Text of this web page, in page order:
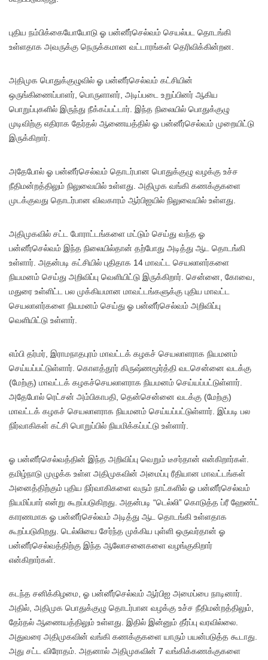
புதிய நம்பிக்கையோயோடு ஓ பன்னீர்செல்வம் செயல்பட தொடங்கி
உள்ளதாக அவருக்கு நெருக்கமான வட்டாரங்கள் தெரிவிக்கின்றன.
அதிமுக பொதுக்குழுவில் ஓ பன்னீர்செல்வம் கட்சியின்
ஒருங்கிணைப்பாளர், பொருளாளர், அடிப்படை உறுப்பினர் ஆகிய
பொறுப்புகளில் இருந்து நீக்கப்பட்டார். இந்த நிலையில் பொதுக்குழு
முடிவிற்கு எதிராக தேர்தல் ஆணையத்தில் ஓ பன்னீர்செல்வம் முறையிட்டு
இருக்கிறார்.
அதேபோல் ஓ பன்னீர்செல்வம் தொடர்பான பொதுக்குழு வழக்கு உச்ச
நீதிமன்றத்திலும் நிலுவையில் உள்ளது. அதிமுக வங்கி கணக்குகளை
முடக்குவது தொடர்பான விவகாரம் ஆர்பிஐயில் நிலுவையில் உள்ளது.
அதிமுகவில் சட்ட போராட்டங்களை மட்டும் செய்து வந்த ஓ
பன்னீர்செல்வம் இந்த நிலையில்தான் தற்போது அடித்து ஆட தொடங்கி
உள்ளார். அதன்படி கட்சியில் புதிதாக 14 மாவட்ட செயலாளர்களை
நியமனம் செய்து அறிவிப்பு வெளியிட்டு இருக்கிறார். சென்னை, கோவை,
மதுரை உள்ளிட்ட பல முக்கியமான மாவட்டங்களுக்கு புதிய மாவட்ட
செயலாளர்களை நியமனம் செய்து ஓ பன்னீர்செல்வம் அறிவிப்பு
வெளியிட்டு உள்ளார்.
எம்பி தர்மர், இராமநாதபுரம் மாவட்டக் கழகச் செயலாளராக நியமனம்
செய்யப்பட்டுள்ளார். கொளத்தூர் கிருஷ்ணமூர்த்தி வடசென்னை வடக்கு
(மேற்கு) மாவட்டக் கழகச்செயலாளராக நியமனம் செய்யப்பட்டுள்ளார்.
அதேபோல் ரெட்சன் அம்பிகாபதி, தென்சென்னை வடக்கு (மேற்கு)
மாவட்டக் கழகச் செயலாளராக நியமனம் செய்யப்பட்டுள்ளார். இப்படி பல
நிர்வாகிகள் கட்சி பொறுப்பில் நியமிக்கப்பட்டு உள்ளார்.
ஓ பன்னீர்செல்வத்தின் இந்த அறிவிப்பு வெறும் டீசர்தான் என்கிறார்கள்.
தமிழ்நாடு முழுக்க உள்ள அதிமுகவின் அமைப்பு ரீதியான மாவட்டங்கள்
அனைத்திற்கும் புதிய நிர்வாகிகளை வரும் நாட்களில் ஓ பன்னீர்செல்வம்
நியமிப்பார் என்று கூறப்படுகிறது. அதன்படி “டெல்லி” கொடுத்த ப்ரீ ஹேண்ட்
காரணமாக ஓ பன்னீர்செல்வம் அடித்து ஆட தொடங்கி உள்ளதாக
கூறப்படுகிறது. டெல்லியை சேர்ந்த முக்கிய புள்ளி ஒருவர்தான் ஓ
பன்னீர்செல்வத்திற்கு இந்த ஆலோசனைகளை வழங்குகிறார்
என்கிறார்கள்.
கடந்த சனிக்கிழமை, ஓ பன்னீர்செல்வம் ஆர்பிஐ அமைப்பை நாடினார்.
அதில், அதிமுக பொதுக்குழு தொடர்பான வழக்கு உச்ச நீதிமன்றத்திலும்,
தேர்தல் ஆணையத்திலும் உள்ளது. இதில் இன்னும் தீர்ப்பு வரவில்லை.
அதுவரை அதிமுகவின் வங்கி கணக்குகளை யாரும் பயன்படுத்த கூடாது.
அது சட்ட விரோதம். அதனால் அதிமுகவின் 7 வங்கிக்கணக்குகளை